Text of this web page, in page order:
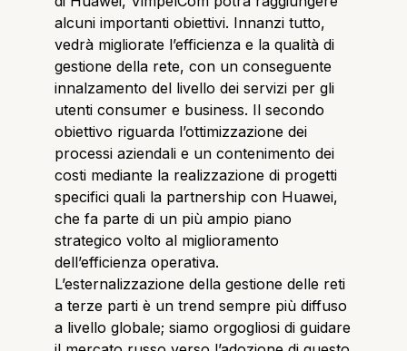
alcuni importanti obiettivi. Innanzi tutto,
vedrà migliorate l’efficienza e la qualità di
gestione della rete, con un conseguente
innalzamento del livello dei servizi per gli
utenti consumer e business. Il secondo
obiettivo riguarda l’ottimizzazione dei
processi aziendali e un contenimento dei
costi mediante la realizzazione di progetti
specifici quali la partnership con Huawei,
che fa parte di un più ampio piano
strategico volto al miglioramento
dell’efficienza operativa.
L’esternalizzazione della gestione delle reti
a terze parti è un trend sempre più diffuso
a livello globale; siamo orgogliosi di guidare